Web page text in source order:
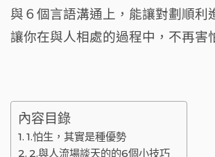
與６個言語溝通上，能讓對劃順利
讓你在與人相處的過程中，不再害
內容目錄
1.怕生，其實是種優勢
2.與人流場談天的的6個小技巧